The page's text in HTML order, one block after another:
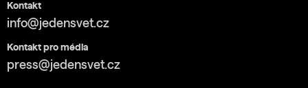
Kontakt
info@jedensvet.cz
Kontakt pro média
press@jedensvet.cz